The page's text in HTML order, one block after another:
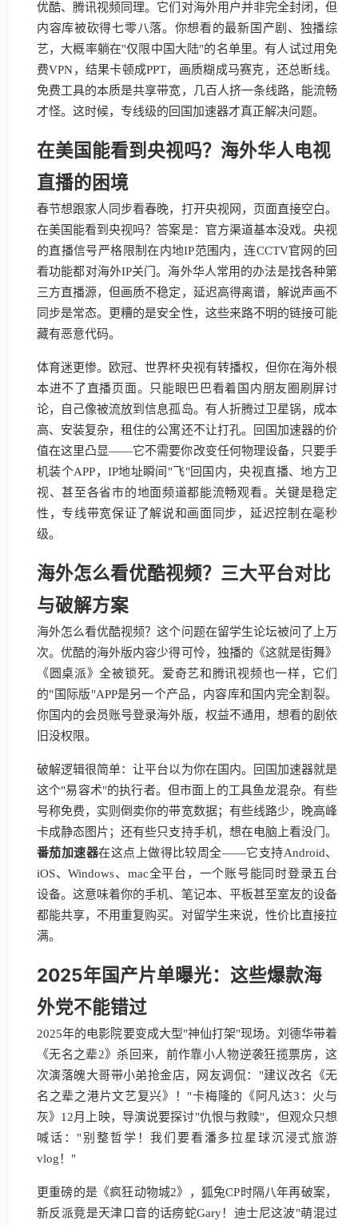
优酷、腾讯视频同理。它们对海外用户并非完全封闭，但
内容库被砍得七零八落。你想看的最新国产剧、独播综
艺，大概率躺在"仅限中国大陆"的名单里。有人试过用免
费VPN，结果卡顿成PPT，画质糊成马赛克，还总断线。
免费工具的本质是共享带宽，几百人挤一条线路，能流畅
才怪。这时候，专线级的回国加速器才真正解决问题。
在美国能看到央视吗？海外华人电视
直播的困境
春节想跟家人同步看春晚，打开央视网，页面直接空白。
在美国能看到央视吗？答案是：官方渠道基本没戏。央视
的直播信号严格限制在内地IP范围内，连CCTV官网的回
看功能都对海外IP关门。海外华人常用的办法是找各种第
三方直播源，但画质不稳定，延迟高得离谱，解说声画不
同步是常态。更糟的是安全性，这些来路不明的链接可能
藏有恶意代码。
体育迷更惨。欧冠、世界杯央视有转播权，但你在海外根
本进不了直播页面。只能眼巴巴看着国内朋友圈刷屏讨
论，自己像被流放到信息孤岛。有人折腾过卫星锅，成本
高、安装复杂，租住的公寓还不让打孔。回国加速器的价
值在这里凸显——它不需要你改变任何物理设备，只要手
机装个APP，IP地址瞬间"飞"回国内，央视直播、地方卫
视、甚至各省市的地面频道都能流畅观看。关键是稳定
性，专线带宽保证了解说和画面同步，延迟控制在毫秒
级。
海外怎么看优酷视频？三大平台对比
与破解方案
海外怎么看优酷视频？这个问题在留学生论坛被问了上万
次。优酷的海外版内容少得可怜，独播的《这就是街舞》
《圆桌派》全被锁死。爱奇艺和腾讯视频也一样，它们
的"国际版"APP是另一个产品，内容库和国内完全割裂。
你国内的会员账号登录海外版，权益不通用，想看的剧依
旧没权限。
破解逻辑很简单：让平台以为你在国内。回国加速器就是
这个"易容术"的执行者。但市面上的工具鱼龙混杂。有些
号称免费，实则倒卖你的带宽数据；有些线路少，晚高峰
卡成静态图片；还有些只支持手机，想在电脑上看没门。
番茄加速器在这点上做得比较周全——它支持Android、
iOS、Windows、mac全平台，一个账号能同时登录五台
设备。这意味着你的手机、笔记本、平板甚至室友的设备
都能共享，不用重复购买。对留学生来说，性价比直接拉
满。
2025年国产片单曝光：这些爆款海
外党不能错过
2025年的电影院要变成大型"神仙打架"现场。刘德华带着
《无名之辈2》杀回来，前作靠小人物逆袭狂揽票房，这
次演落魄大哥带小弟抢金店，网友调侃："建议改名《无
名之辈之港片文艺复兴》！"卡梅隆的《阿凡达3：火与
灰》12月上映，导演说要探讨"仇恨与救赎"，但观众只想
喊话："别整哲学！我们要看潘多拉星球沉浸式旅游
vlog！"
更重磅的是《疯狂动物城2》，狐兔CP时隔八年再破案，
新反派竟是天津口音的话痨蛇Gary！迪士尼这波"萌混过